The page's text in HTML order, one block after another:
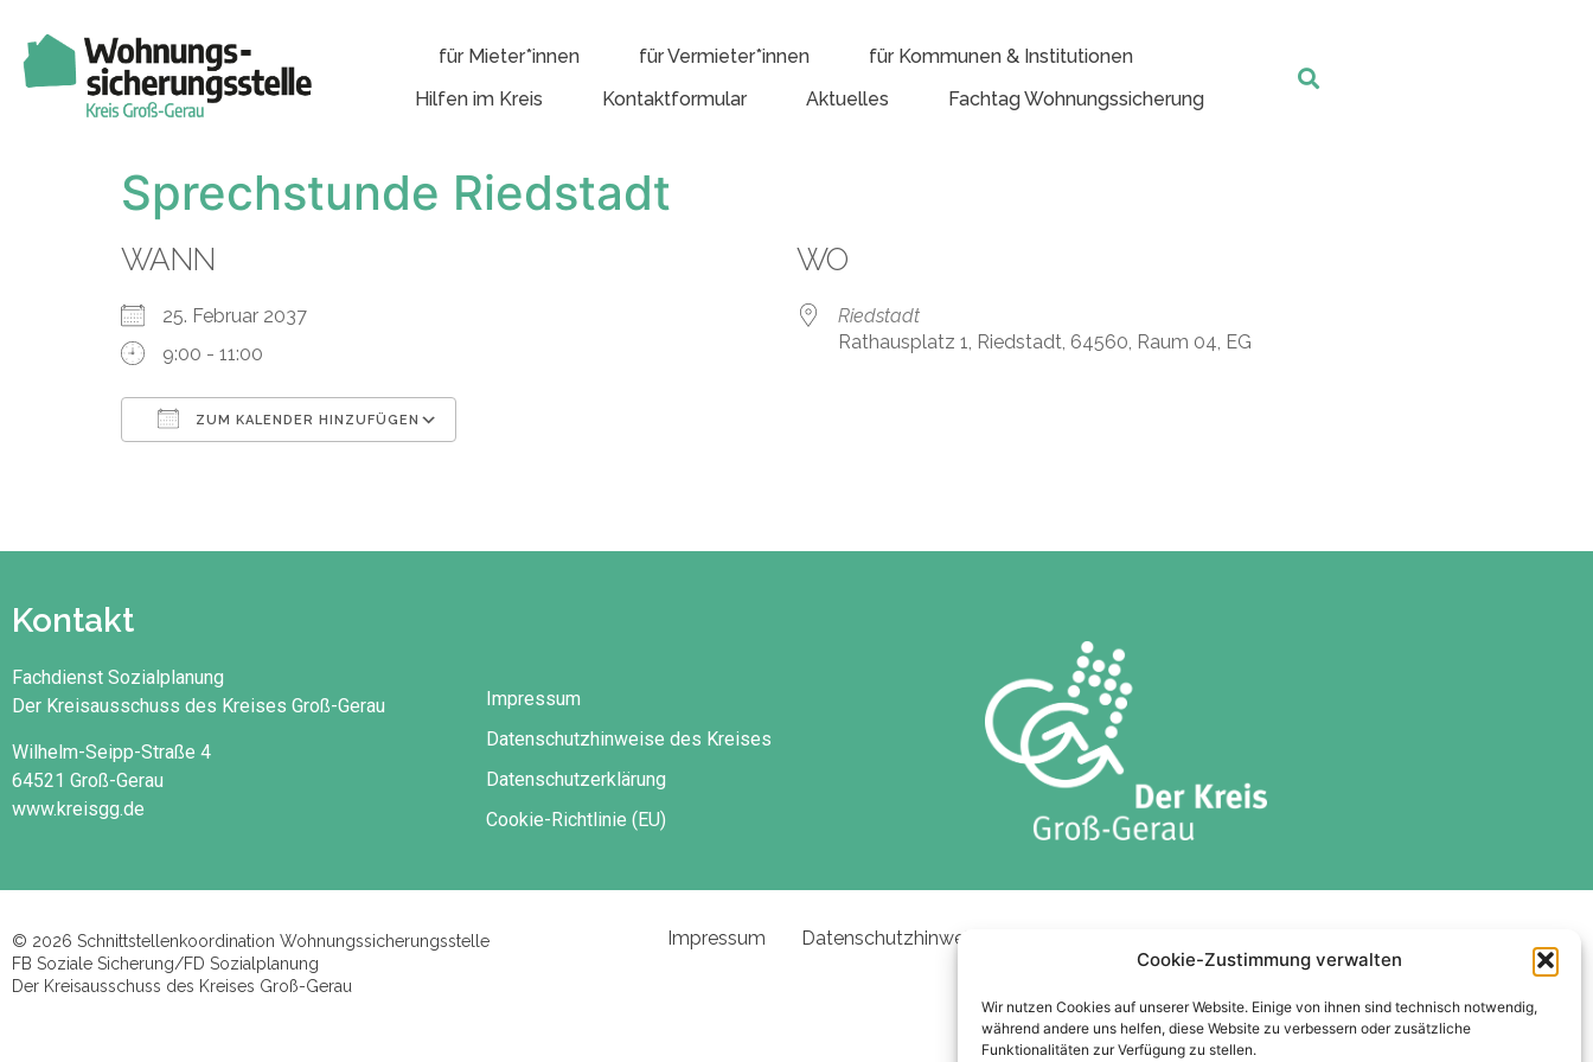
Cookie-Zustimmung verwalten
Wir nutzen Cookies auf unserer Website. Einige von ihnen sind technisch notwendig,
während andere uns helfen, diese Website zu verbessern oder zusätzliche
Funktionalitäten zur Verfügung zu stellen.
für Mieter*innen für Vermieter*innen
für Kommunen & Institutionen
Hilfen im Kreis
Kontaktformular Aktuelles Fachtag Wohnungssicherung
Sprechstunde Riedstadt
WANN
25. Februar 2037
9:00 - 11:00
ZUM KALENDER HINZUFÜGEN
WO
Riedstadt
Rathausplatz 1, Riedstadt, 64560, Raum 04, EG
Kontakt
Fachdienst Sozialplanung
Der Kreisausschuss des Kreises Groß-Gerau
Wilhelm-Seipp-Straße 4
64521 Groß-Gerau
www.kreisgg.de
Impressum
Datenschutzhinweise des Kreises
Datenschutzerklärung
Cookie-Richtlinie (EU)
© 2026 Schnittstellenkoordination Wohnungssicherungsstelle
FB Soziale Sicherung/FD Sozialplanung
Der Kreisausschuss des Kreises Groß-Gerau
Impressum Datenschutzhinweise des Kreises